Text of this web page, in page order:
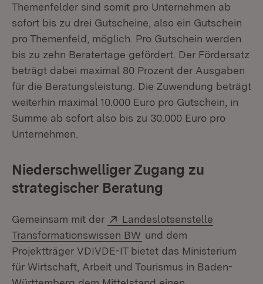
Themenfelder sind somit pro Unternehmen ab
sofort bis zu drei Gutscheine, also ein Gutschein
pro Themenfeld, möglich. Pro Gutschein werden
bis zu zehn Beratertage gefördert. Der Fördersatz
beträgt dabei maximal 80 Prozent der Ausgaben
für die Beratungsleistung. Die Zuwendung beträgt
weiterhin maximal 10.000 Euro pro Gutschein, in
Summe ab sofort also bis zu 30.000 Euro pro
Unternehmen.
Niederschwelliger Zugang zu
strategischer Beratung
Gemeinsam mit der Extern:
Landeslotsenstelle
Transformationswissen BW (Öffnet in neuem
und dem
Projektträger VDIVDE-IT bietet das Ministerium
für Wirtschaft, Arbeit und Tourismus in Baden-